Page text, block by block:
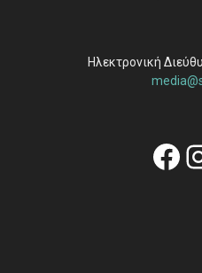
Ηλεκτρονική